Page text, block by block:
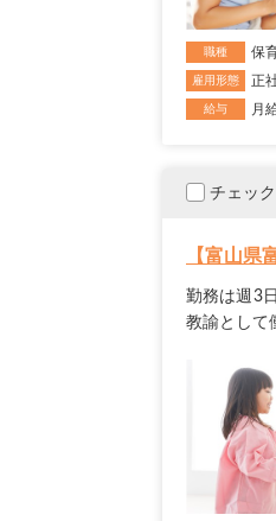
職種 保
雇用形態 正
給与 月
チェッ
【富山県
勤務は週3
教諭として